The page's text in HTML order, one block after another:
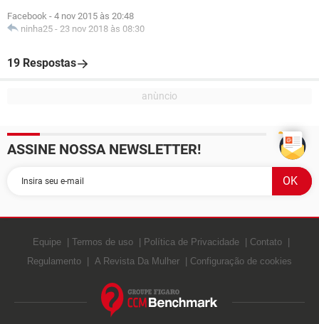
Facebook - 4 nov 2015 às 20:48
ninha25 - 23 nov 2018 às 08:30
19 Respostas
ASSINE NOSSA NEWSLETTER!
Equipe Termos de uso Política de Privacidade
Contato
Regulamento
A Revista Da Mulher Configuração de cookies